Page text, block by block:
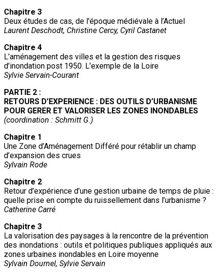
Chapitre 3
Deux études de cas, de l'époque médiévale à l’Actuel
Laurent Deschodt, Christine Cercy, Cyril Castanet
Chapitre 4
L’aménagement des villes et la gestion des risques
d’inondation post 1950. L’exemple de la Loire
Sylvie Servain-Courant
PARTIE 2 :
RETOURS D’EXPERIENCE : DES OUTILS D’URBANISME
POUR GERER ET VALORISER LES ZONES INONDABLES
(coordination : Schmitt G.)
Chapitre 1
Une Zone d’Aménagement Différé pour rétablir un champ
d’expansion des crues
Sylvain Rode
Chapitre 2
Retour d’expérience d’une gestion urbaine de temps de pluie :
quelle prise en compte du ruissellement dans l’urbanisme ?
Catherine Carré
Chapitre 3
La valorisation des paysages à la rencontre de la prévention
des inondations : outils et politiques publiques appliqués aux
zones urbaines inondables en Loire moyenne
Sylvain Dournel, Sylvie Servain